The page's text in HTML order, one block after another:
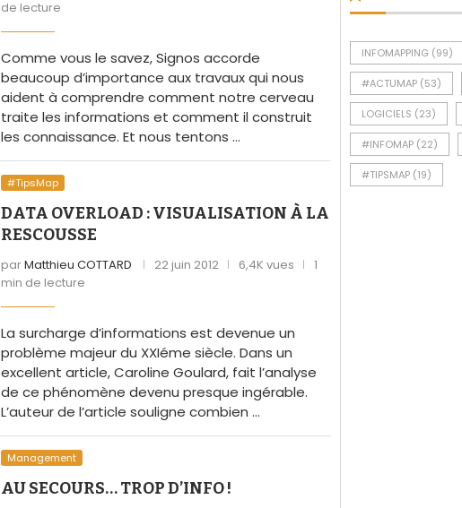
de lecture
Comme vous le savez, Signos accorde
beaucoup d’importance aux travaux qui nous
aident à comprendre comment notre cerveau
traite les informations et comment il construit
les connaissance. Et nous tentons …
#TipsMap
DATA OVERLOAD : VISUALISATION À LA
RESCOUSSE
parMatthieu COTTARD 22 juin 2012 6,4K vues
1
min de lecture
La surcharge d’informations est devenue un
problème majeur du XXIéme siècle. Dans un
excellent article, Caroline Goulard, fait l’analyse
de ce phénomène devenu presque ingérable.
L’auteur de l’article souligne combien …
Management
AU SECOURS… TROP D’INFO !
INFOMAPPING (99)
#ACTUMAP (53)
LOGICIELS (23)
#INFOMAP (22)
#TIPSMAP (19)